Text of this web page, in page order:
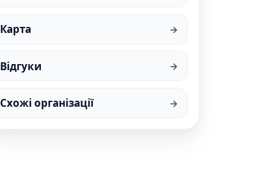
Карта
Відгуки
Схожі організації